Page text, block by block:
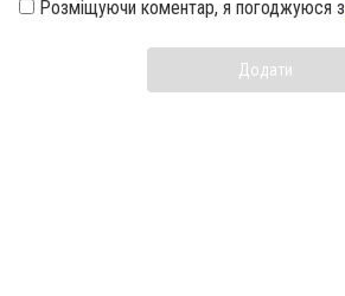
Розміщуючи коментар, я погоджуюся з
Додати